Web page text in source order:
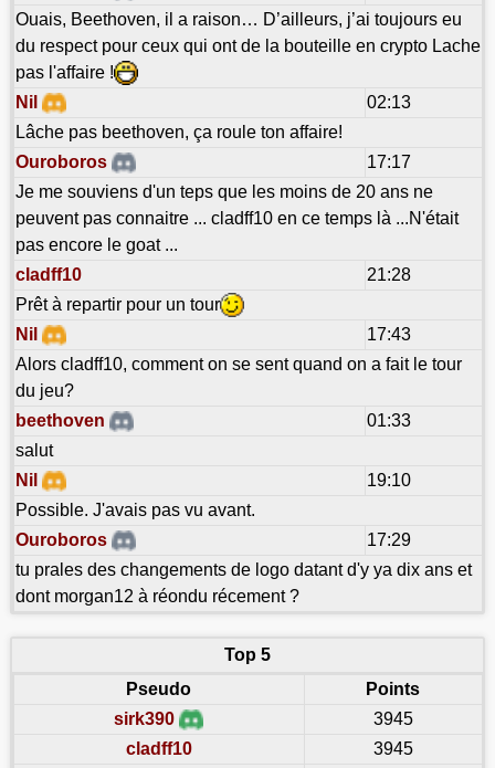
Ouais, Beethoven, il a raison… D’ailleurs, j’ai toujours eu
du respect pour ceux qui ont de la bouteille en crypto Lache
pas l'affaire !
Nil
02:13
Lâche pas beethoven, ça roule ton affaire!
Ouroboros
17:17
Je me souviens d'un teps que les moins de 20 ans ne
peuvent pas connaitre ... cladff10 en ce temps là ...N'était
pas encore le goat ...
cladff10
21:28
Prêt à repartir pour un tour
Nil
17:43
Alors cladff10, comment on se sent quand on a fait le tour
du jeu?
beethoven
01:33
salut
Nil
19:10
Possible. J'avais pas vu avant.
Ouroboros
17:29
tu prales des changements de logo datant d'y ya dix ans et
dont morgan12 à réondu récement ?
Top 5
Pseudo
Points
sirk390
3945
cladff10
3945